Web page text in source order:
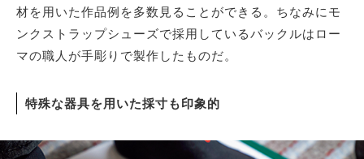
材を用いた作品例を多数見ることができる。ちなみにモ
ンクストラップシューズで採用しているバックルはロー
マの職人が手彫りで製作したものだ。
特殊な器具を用いた採寸も印象的